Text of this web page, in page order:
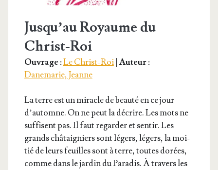
Jusqu’au Royaume du
Christ-Roi
Ouvrage :Le Christ-Roi| Auteur :
Danemarie, Jeanne
La terre est un miracle de beau­té en ce jour
d’au­tomne. On ne peut la décrire. Les mots ne
suf­fisent pas. Il faut regar­der et sen­tir. Les
grands châ­tai­gniers sont légers, légers, la moi­
tié de leurs feuilles sont à terre, toutes dorées,
comme dans le jar­din du Para­dis. À tra­vers les